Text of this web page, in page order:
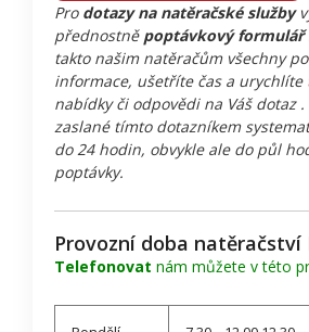
Pro dotazy na natěračské služby
přednostně poptávkový formulář
takto našim natěračům všechny
informace, ušetříte čas a urychlíte
nabídky či odpovědi na Váš dotaz
zaslané tímto dotazníkem
do 24 hodin, obvykle ale do půl
poptávky.
Provozní doba natěračství
Telefonovat nám můžete v této